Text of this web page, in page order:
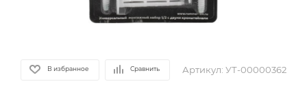
В избранное Сравнить Артикул: УТ-00000362